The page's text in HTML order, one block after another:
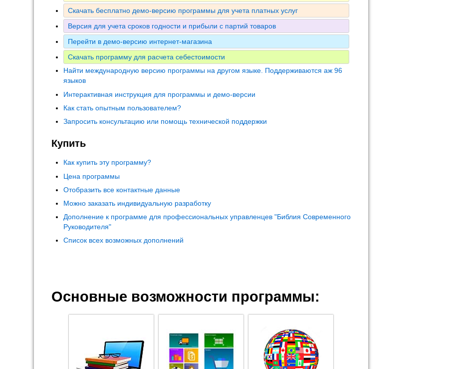
Скачать бесплатно демо-версию программы для учета платных услуг
Версия для учета сроков годности и прибыли с партий товаров
Перейти в демо-версию интернет-магазина
Скачать программу для расчета себестоимости
Найти международную версию программы на другом языке. Поддерживаются аж 96
языков
Интерактивная инструкция для программы и демо-версии
Как стать опытным пользователем?
Запросить консультацию или помощь технической поддержки
Купить
Как купить эту программу?
Цена программы
Отобразить все контактные данные
Можно заказать индивидуальную разработку
Дополнение к программе для профессиональных управленцев "Библия Современного
Руководителя"
Список всех возможных дополнений
Основные возможности программы: